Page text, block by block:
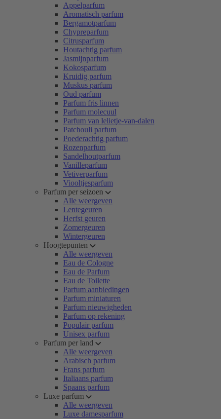
Appelparfum
Aromatisch parfum
Bergamotparfum
Chypreparfum
Citrusparfum
Houtachtig parfum
Jasmijnparfum
Kokosparfum
Kruidig parfum
Muskus parfum
Oud parfum
Parfum fris linnen
Parfum molecuul
Parfum van lelietje-van-dalen
Patchouli parfum
Poederachtig parfum
Rozenparfum
Sandelhoutparfum
Vanilleparfum
Vetiverparfum
Viooltjesparfum
Parfum per seizoen
Alle weergeven
Lentegeuren
Herfst geuren
Zomergeuren
Wintergeuren
Hoogtepunten
Alle weergeven
Eau de Cologne
Eau de Parfum
Eau de Toilette
Parfum aanbiedingen
Parfum miniaturen
Parfum nieuwigheden
Parfum op rekening
Populair parfum
Unisex parfum
Parfum per land
Alle weergeven
Arabisch parfum
Frans parfum
Italiaans parfum
Spaans parfum
Luxe parfum
Alle weergeven
Luxe damesparfum